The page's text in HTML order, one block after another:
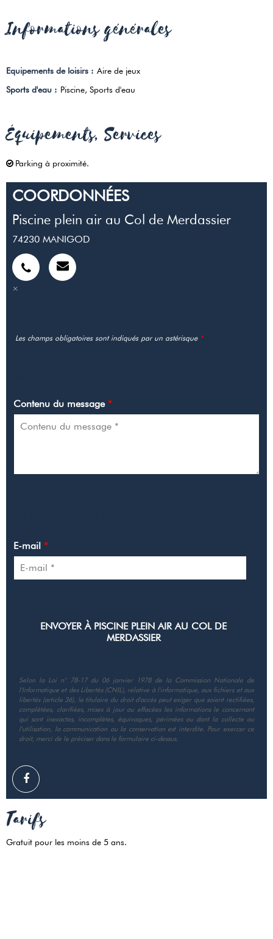
Informations générales
Equipements de loisirs : Aire de jeux
Sports d'eau : Piscine Sports d'eau
Équipements, Services
Parking à proximité
COORDONNÉES
Piscine plein air au Col de Merdassier
74230 MANIGOD
Les champs obligatoires sont indiqués par un astérisque *
Contenu du message *
E-mail *
Selon la Loi n° 78-17 du 06 janvier 1978 de la Commission Nationale de
l'Informatique et des Libertés (CNIL), relative à l'informatique, aux fichiers et aux
libertés (article 36), le titulaire du droit d'accès peut exiger que soient rectifiées,
complétées, clarifiées, mises à jour ou effacées les informations le concernant
qui sont inexactes, incomplètes, équivoques, périmées ou dont la collecte ou
l'utilisation, la communication ou la conservation est interdite. Pour exercer ce
droit, merci de le préciser dans le formulaire ci-dessus.
Tarifs
Gratuit pour les moins de 5 ans.